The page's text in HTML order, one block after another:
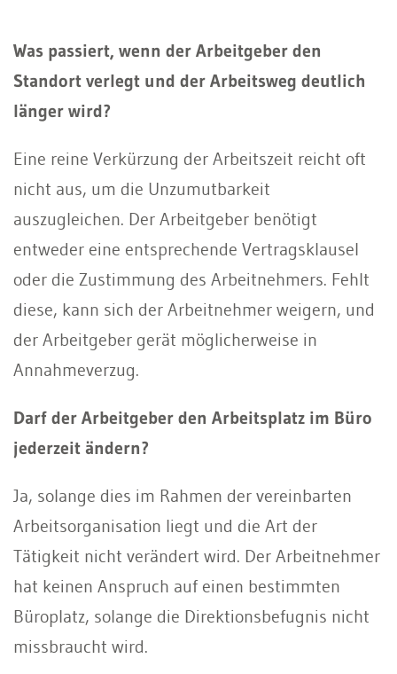
Was passiert, wenn der Arbeitgeber den
Standort verlegt und der Arbeitsweg deutlich
länger wird?
Eine reine Verkürzung der Arbeitszeit reicht oft
nicht aus, um die Unzumutbarkeit
auszugleichen. Der Arbeitgeber benötigt
entweder eine entsprechende Vertragsklausel
oder die Zustimmung des Arbeitnehmers. Fehlt
diese, kann sich der Arbeitnehmer weigern, und
der Arbeitgeber gerät möglicherweise in
Annahmeverzug.
Darf der Arbeitgeber den Arbeitsplatz im Büro
jederzeit ändern?
Ja, solange dies im Rahmen der vereinbarten
Arbeitsorganisation liegt und die Art der
Tätigkeit nicht verändert wird. Der Arbeitnehmer
hat keinen Anspruch auf einen bestimmten
Büroplatz, solange die Direktionsbefugnis nicht
missbraucht wird.